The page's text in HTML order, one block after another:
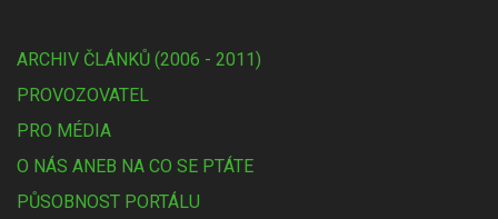
ARCHIV ČLÁNKŮ (2006 - 2011)
PROVOZOVATEL
PRO MÉDIA
O NÁS ANEB NA CO SE PTÁTE
PŮSOBNOST PORTÁLU